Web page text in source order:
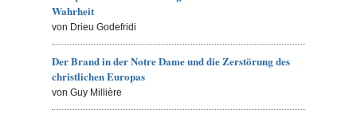
Wahrheit
von Drieu Godefridi
Der Brand in der Notre Dame und die Zerstörung des
christlichen Europas
von Guy Millière